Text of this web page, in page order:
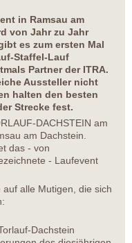
in Ramsau am
von Jahr zu Jahr
es zum ersten Mal
Staffel-Lauf
Partner der ITRA.
Aussteller nicht
halten den besten
Strecke fest.
DACHSTEIN am
am Dachstein.
das - von
- Laufevent
alle Mutigen, die sich
Dachstein